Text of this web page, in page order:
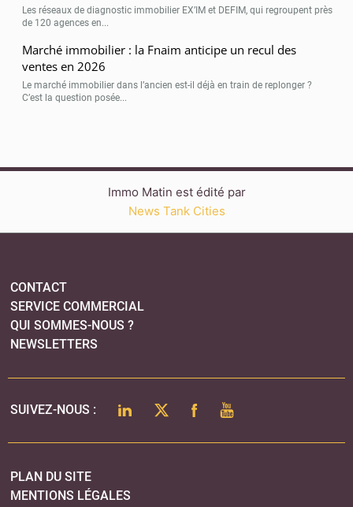
Les réseaux de diagnostic immobilier EX’IM et DEFIM, qui regroupent près
de 120 agences en...
Marché immobilier : la Fnaim anticipe un recul des
ventes en 2026
Le marché immobilier dans l’ancien est-il déjà en train de replonger ?
C’est la question posée...
Immo Matin est édité par
News Tank Cities
CONTACT
SERVICE COMMERCIAL
QUI SOMMES-NOUS ?
NEWSLETTERS
SUIVEZ-NOUS : LINKEDINTWITTERFACEBOOK
YOUTUBE
PLAN DU SITE
MENTIONS LÉGALES